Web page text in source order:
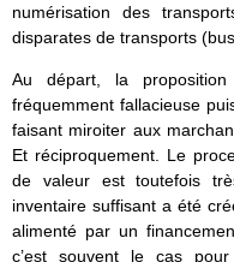
numérisation des
disparates de transports
Au départ, la
fréquemment fallacieuse
faisant miroiter aux
Et réciproquement. Le
de valeur est toutefois
inventaire suffisant a été
alimenté par un
c’est souvent le cas